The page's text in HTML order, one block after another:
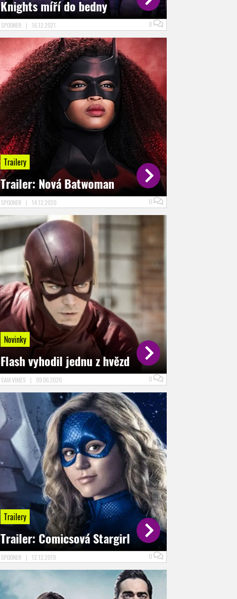
Knights míří do bedny
SPOONER | 16.12.2021 0
Trailery
Trailer: Nová Batwoman
SPOONER | 14.12.2020 0
Novinky
Flash vyhodil jednu z hvězd
SAM.VIMES | 09.06.2020 0
Trailery
Trailer: Comicsová Stargirl
SPOONER | 12.12.2019 0